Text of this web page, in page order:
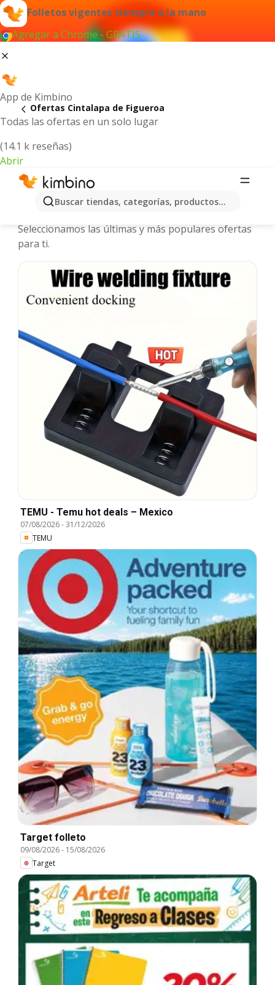
Folletos vigentes siempre a la mano
Agregar a Chrome - GRATIS
App de Kimbino
Todas las ofertas en un solo lugar
(14.1 k reseñas)
Abrir
Buscar tiendas, categorías, productos...
Ofertas Cintalapa de Figueroa
Cintalapa de Figueroa - Folletos y
Seleccionamos las últimas y más populares ofertas
para ti.
TEMU - Temu hot deals – Mexico
07/08/2026-31/12/2026
TEMU
Target folleto
09/08/2026- 15/08/2026
Target